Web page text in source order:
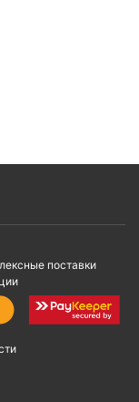
поставки